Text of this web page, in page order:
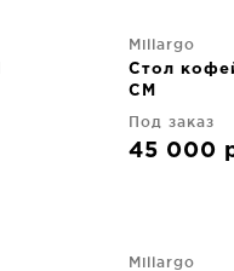
Millargo
Стол
CM
Под заказ
45 000
Millargo